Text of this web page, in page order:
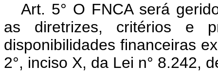
Art. 5° O FNCA será
as diretrizes, critérios e
disponibilidades financeiras
2°, inciso X, da Lei n° 8.242,